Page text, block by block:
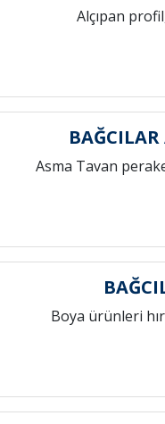
Alçıpan
Asma Tavan
Boya ürünleri